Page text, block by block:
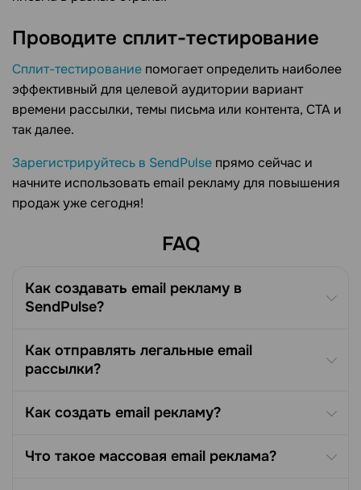
Проводите сплит-тестирование
Сплит-тестирование помогает определить наиболее
эффективный для целевой аудитории вариант
времени рассылки, темы письма или контента, СТА и
так далее.
Зарегистрируйтесь в SendPulse прямо сейчас и
начните использовать email рекламу для повышения
продаж уже сегодня!
FAQ
Как создавать email рекламу в
SendPulse?
Как отправлять легальные email
рассылки?
Как создать email рекламу?
Что такое массовая email реклама?